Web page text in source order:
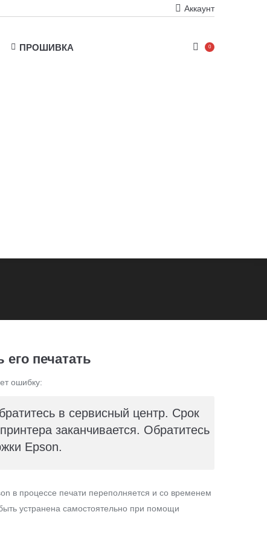
Аккаунт
ПРОШИВКА 0
печатать
ошибку:
в сервисный центр. Срок
заканчивается. Обратитесь
Epson.
в процессе печати переполняется и со временем
устранена самостоятельно при помощи